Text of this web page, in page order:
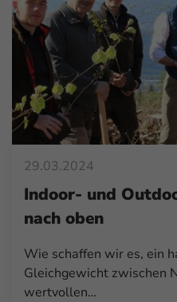
29.03.2024
Indoor- und
nach oben
Wie schaffen wir es, ein
Gleichgewicht zwischen
wertvollen…